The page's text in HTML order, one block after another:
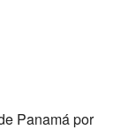
Panamá por